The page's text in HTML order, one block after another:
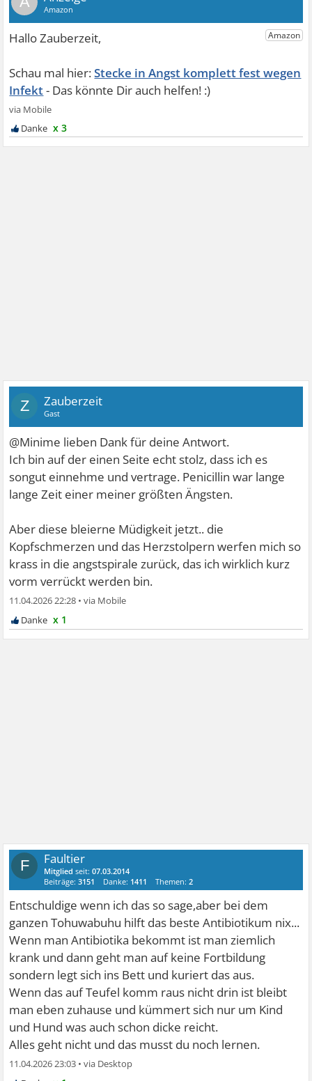
Stecke in Angst komplett fest wegen
Infekt
x 3
Z Zauberzeit
Gast
@Minime lieben Dank für deine Antwort.
Ich bin auf der einen Seite echt stolz, dass ich es
songut einnehme und vertrage. Penicillin war lange
lange Zeit einer meiner größten Ängsten.
Aber diese bleierne Müdigkeit jetzt.. die
Kopfschmerzen und das Herzstolpern werfen mich so
krass in die angstspirale zurück, das ich wirklich kurz
vorm verrückt werden bin.
11.04.2026 22:28 •
x 1
F Faultier
Mitglied seit:07.03.2014
Beiträge:3151 Danke: 1411 Themen:2
Entschuldige wenn ich das so sage,aber bei dem
ganzen Tohuwabuhu hilft das beste Antibiotikum nix...
Wenn man Antibiotika bekommt ist man ziemlich
krank und dann geht man auf keine Fortbildung
sondern legt sich ins Bett und kuriert das aus.
Wenn das auf Teufel komm raus nicht drin ist bleibt
man eben zuhause und kümmert sich nur um Kind
und Hund was auch schon dicke reicht.
Alles geht nicht und das musst du noch lernen.
11.04.2026 23:03 •